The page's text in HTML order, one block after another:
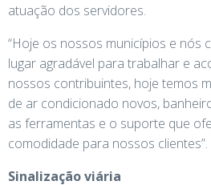
atuação dos servidores.
“Hoje os nossos municípios e nós
lugar agradável para trabalhar e
nossos contribuintes, hoje temos
de ar condicionado novos,
as ferramentas e o suporte que
comodidade para nossos clientes”.
Sinalização viária